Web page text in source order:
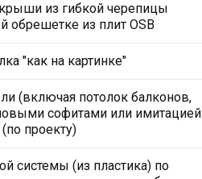
из гибкой черепицы
обрешетке из плит OSB
"как на картинке"
(включая потолок балконов,
софитами или имитацией
проекту)
системы (из пластика) по